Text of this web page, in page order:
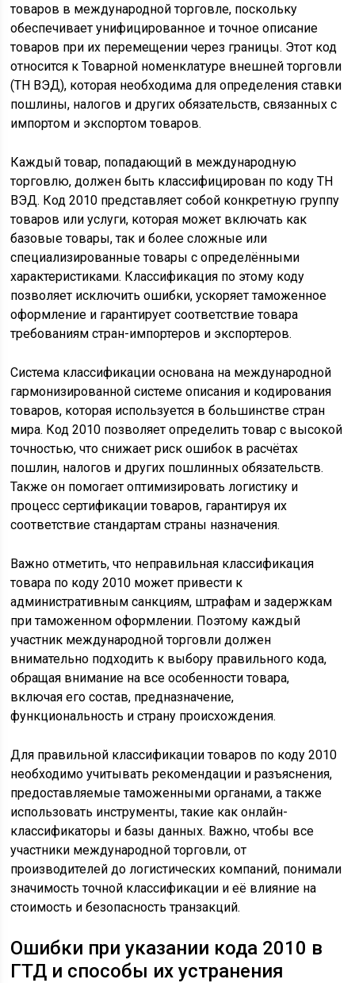
товаров в международной торговле, поскольку
обеспечивает унифицированное и точное описание
товаров при их перемещении через границы. Этот код
относится к Товарной номенклатуре внешней торговли
(ТН ВЭД), которая необходима для определения ставки
пошлины, налогов и других обязательств, связанных с
импортом и экспортом товаров.
Каждый товар, попадающий в международную
торговлю, должен быть классифицирован по коду ТН
ВЭД. Код 2010 представляет собой конкретную группу
товаров или услуги, которая может включать как
базовые товары, так и более сложные или
специализированные товары с определёнными
характеристиками. Классификация по этому коду
позволяет исключить ошибки, ускоряет таможенное
оформление и гарантирует соответствие товара
требованиям стран-импортеров и экспортеров.
Система классификации основана на международной
гармонизированной системе описания и кодирования
товаров, которая используется в большинстве стран
мира. Код 2010 позволяет определить товар с высокой
точностью, что снижает риск ошибок в расчётах
пошлин, налогов и других пошлинных обязательств.
Также он помогает оптимизировать логистику и
процесс сертификации товаров, гарантируя их
соответствие стандартам страны назначения.
Важно отметить, что неправильная классификация
товара по коду 2010 может привести к
административным санкциям, штрафам и задержкам
при таможенном оформлении. Поэтому каждый
участник международной торговли должен
внимательно подходить к выбору правильного кода,
обращая внимание на все особенности товара,
включая его состав, предназначение,
функциональность и страну происхождения.
Для правильной классификации товаров по коду 2010
необходимо учитывать рекомендации и разъяснения,
предоставляемые таможенными органами, а также
использовать инструменты, такие как онлайн-
классификаторы и базы данных. Важно, чтобы все
участники международной торговли, от
производителей до логистических компаний, понимали
значимость точной классификации и её влияние на
стоимость и безопасность транзакций.
Ошибки при указании кода 2010 в
ГТД и способы их устранения